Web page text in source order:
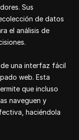
Sus
de datos
el análisis de
de una interfaz fácil
web. Esta
que incluso
naveguen y
haciéndola